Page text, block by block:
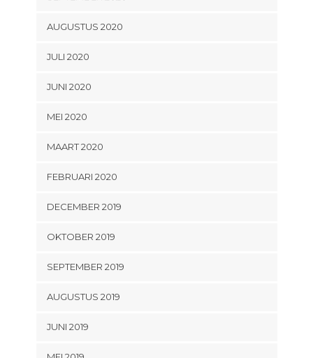
AUGUSTUS 2020
JULI 2020
JUNI 2020
MEI 2020
MAART 2020
FEBRUARI 2020
DECEMBER 2019
OKTOBER 2019
SEPTEMBER 2019
AUGUSTUS 2019
JUNI 2019